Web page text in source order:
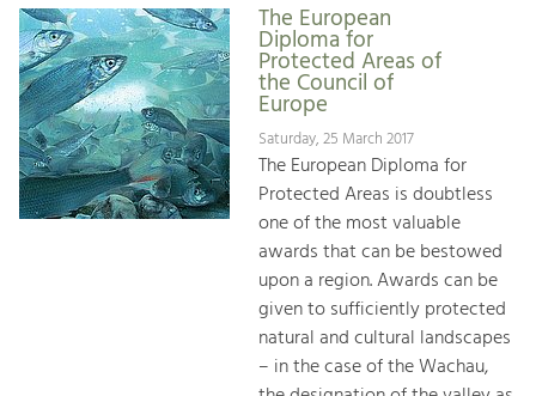
The European
Diploma for
Protected Areas of
the Council of
Europe
Saturday, 25 March 2017
The European Diploma for
Protected Areas is doubtless
one of the most valuable
awards that can be bestowed
upon a region. Awards can be
given to sufficiently protected
natural and cultural landscapes
– in the case of the Wachau,